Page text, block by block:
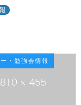
・勉強会情報